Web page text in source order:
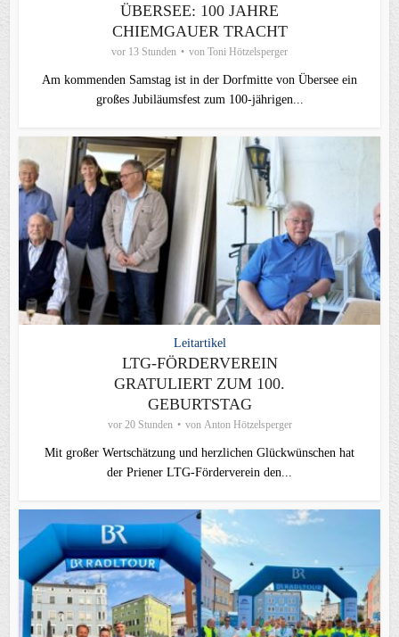
ÜBERSEE: 100 JAHRE
CHIEMGAUER TRACHT
vor 13 Stunden von Toni Hötzelsperger
Am kommenden Samstag ist in der Dorfmitte von Übersee ein
großes Jubiläumsfest zum 100-jährigen...
Leitartikel
LTG-FÖRDERVEREIN
GRATULIERT ZUM 100.
GEBURTSTAG
vor 20 Stunden von Anton Hötzelsperger
Mit großer Wertschätzung und herzlichen Glückwünschen hat
der Priener LTG‑Förderverein den...